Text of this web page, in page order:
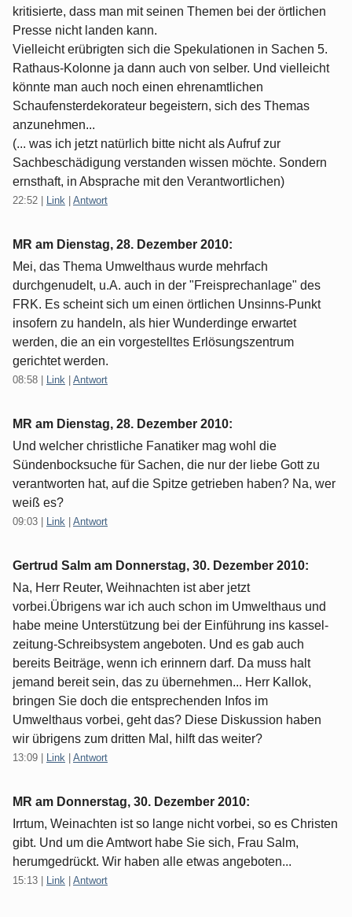
kritisierte, dass man mit seinen Themen bei der örtlichen
Presse nicht landen kann.
Vielleicht erübrigten sich die Spekulationen in Sachen 5.
Rathaus-Kolonne ja dann auch von selber. Und vielleicht
könnte man auch noch einen ehrenamtlichen
Schaufensterdekorateur begeistern, sich des Themas
anzunehmen...
(... was ich jetzt natürlich bitte nicht als Aufruf zur
Sachbeschädigung verstanden wissen möchte. Sondern
ernsthaft, in Absprache mit den Verantwortlichen)
22:52 Link Antwort
MR am Dienstag, 28. Dezember 2010:
Mei, das Thema Umwelthaus wurde mehrfach
durchgenudelt, u.A. auch in der "Freisprechanlage" des
FRK. Es scheint sich um einen örtlichen Unsinns-Punkt
insofern zu handeln, als hier Wunderdinge erwartet
werden, die an ein vorgestelltes Erlösungszentrum
gerichtet werden.
08:58 Link Antwort
MR am Dienstag, 28. Dezember 2010:
Und welcher christliche Fanatiker mag wohl die
Sündenbocksuche für Sachen, die nur der liebe Gott zu
verantworten hat, auf die Spitze getrieben haben? Na, wer
weiß es?
09:03 Link Antwort
Gertrud Salm am Donnerstag, 30. Dezember 2010:
Na, Herr Reuter, Weihnachten ist aber jetzt
vorbei.Übrigens war ich auch schon im Umwelthaus und
habe meine Unterstützung bei der Einführung ins kassel-
zeitung-Schreibsystem angeboten. Und es gab auch
bereits Beiträge, wenn ich erinnern darf. Da muss halt
jemand bereit sein, das zu übernehmen... Herr Kallok,
bringen Sie doch die entsprechenden Infos im
Umwelthaus vorbei, geht das? Diese Diskussion haben
wir übrigens zum dritten Mal, hilft das weiter?
13:09 Link Antwort
MR am Donnerstag, 30. Dezember 2010:
Irrtum, Weinachten ist so lange nicht vorbei, so es Christen
gibt. Und um die Amtwort habe Sie sich, Frau Salm,
herumgedrückt. Wir haben alle etwas angeboten...
15:13 Link Antwort